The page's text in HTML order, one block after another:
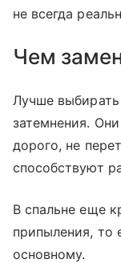
не всегда
Чем
Лучше
затемнения.
дорого, не
способствуют
В спальне еще
припыления, то
основному.